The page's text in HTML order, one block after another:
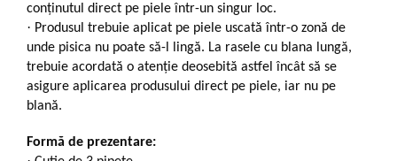
conţinutul direct pe piele într-un singur loc.
· Produsul trebuie aplicat pe piele uscată într-o zonă de
unde pisica nu poate să-l lingă. La rasele cu blana lungă,
trebuie acordată o atenție deosebită astfel încât să se
asigure aplicarea produsului direct pe piele, iar nu pe
blană.
Formă de prezentare: